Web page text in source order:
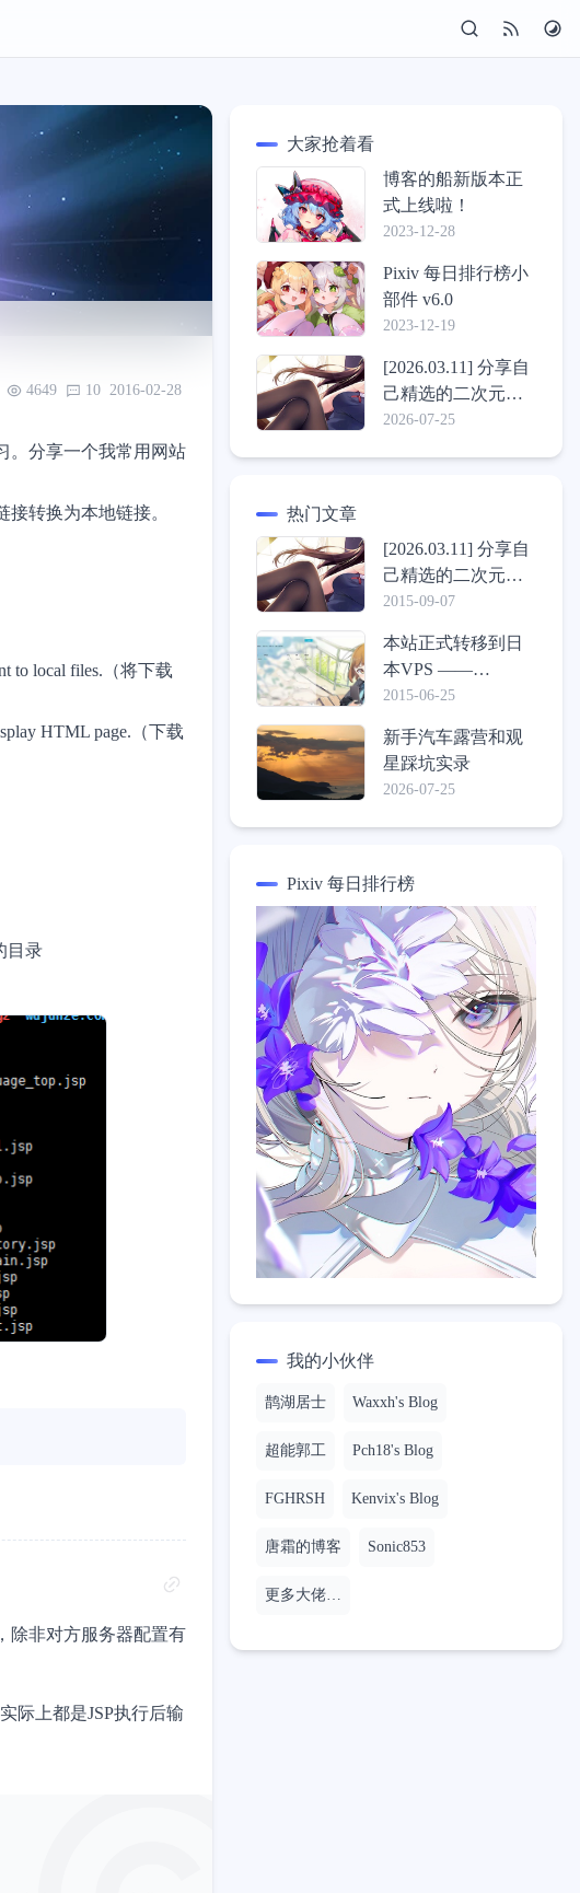
4649 10 2016-02-28
。分享一个我常用网站
转换为本地链接。
to local files.（将下载
HTML page.（下载
目录
除非对方服务器配置有
际上都是JSP执行后输
大家抢着看
博客的船新版本正
式上线啦！
2023-12-28
Pixiv 每日排行榜小
部件 v6.0
2023-12-19
[2026.03.11] 分享自
己精选的二次元壁
纸包
2026-07-25
热门文章
[2026.03.11] 分享自
己精选的二次元壁
纸包
2015-09-07
本站正式转移到日
本VPS ——
ConoHa，介绍一些
2015-06-25
新手汽车露营和观
星踩坑实录
2026-07-25
Pixiv 每日排行榜
我的小伙伴
鹊湖居士 Waxxh's Blog
超能郭工 Pch18's Blog
FGHRSH Kenvix's Blog
唐霜的博客 Sonic853
更多大佬…